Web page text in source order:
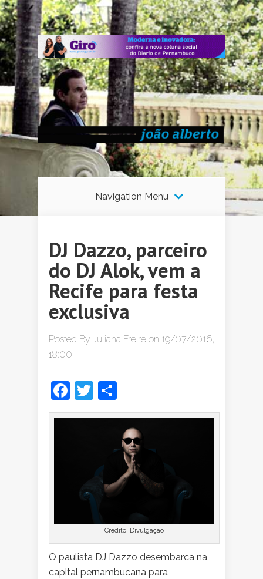
Navigation Menu
DJ Dazzo, parceiro
do DJ Alok, vem a
Recife para festa
exclusiva
Posted By Juliana Freire on 19/07/2016,
18:00
Facebook
Twitter
Crédito: Divulgação
O paulista DJ Dazzo desembarca na
capital pernambucana para